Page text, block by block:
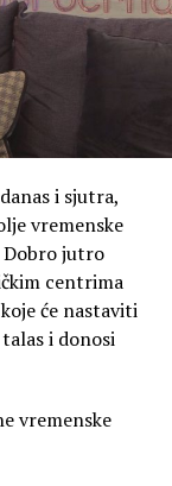
i sjutra,
vremenske
Dobro jutro
centrima
će nastaviti
i donosi
vremenske